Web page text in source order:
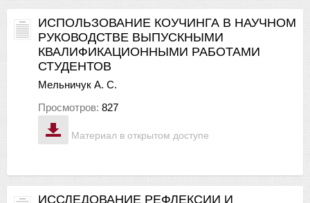
Материал в открытом доступе
ИСПОЛЬЗОВАНИЕ КОУЧИНГА В НАУЧНОМ
РУКОВОДСТВЕ ВЫПУСКНЫМИ
КВАЛИФИКАЦИОННЫМИ РАБОТАМИ
СТУДЕНТОВ
Мельничук А. С.
Просмотров: 827
ИССЛЕДОВАНИЕ РЕФЛЕКСИИ И